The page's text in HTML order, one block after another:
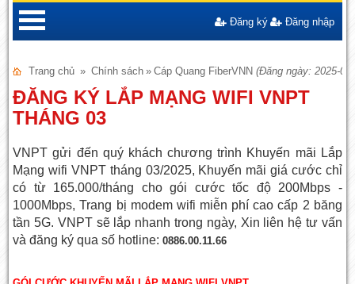
Đăng ký Đăng nhập
Trang chủ » Chính sách » Cáp Quang FiberVNN (Đăng ngày: 2025-
ĐĂNG KÝ LẮP MẠNG WIFI VNPT
THÁNG 03
VNPT gửi đến quý khách chương trình Khuyến mãi Lắp
Mạng wifi VNPT tháng 03/2025, Khuyến mãi giá cước chỉ
có từ 165.000/tháng cho gói cước tốc độ 200Mbps -
1000Mbps, Trang bị modem wifi miễn phí cao cấp 2 băng
tần 5G. VNPT sẽ lắp nhanh trong ngày, Xin liên hệ tư vấn
và đăng ký qua số hotline:0886.00.11.66